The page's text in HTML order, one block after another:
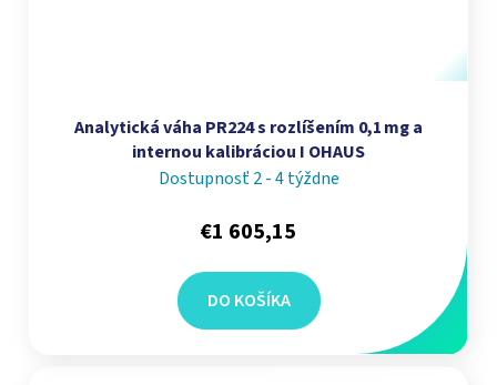
Analytická váha PR224 s rozlíšením 0,1 mg a
internou kalibráciou I OHAUS
Dostupnosť 2 - 4 týždne
€1 605,15
DO KOŠÍKA